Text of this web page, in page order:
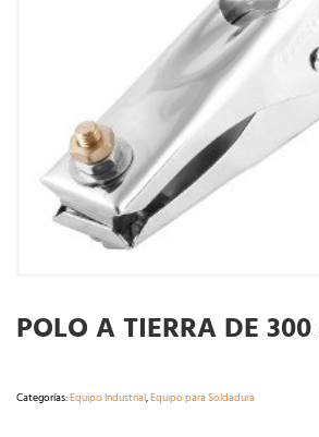
POLO A TIERRA DE
Categorías:Equipo Industrial,Equipo para Soldadura